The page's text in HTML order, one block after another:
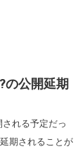
の公開延期
れる予定だっ
期されることが